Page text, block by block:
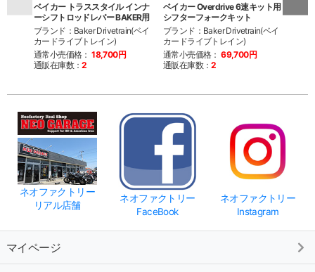
ベイカー トラススタイル インナ
ーシフトロッドレバー BAKER用
ブランド：Baker Drivetrain(ベイ
カードライブトレイン)
通常小売価格： 18,700円
通販在庫数：2
ベイカー Overdrive 6速キット用
シフターフォークキット
ブランド：Baker Drivetrain(ベイ
カードライブトレイン)
通常小売価格： 69,700円
通販在庫数：2
ト
ネオファクトリー
リアル店舗
ネオファクトリー
FaceBook
ネオファクトリー
Instagram
マイページ